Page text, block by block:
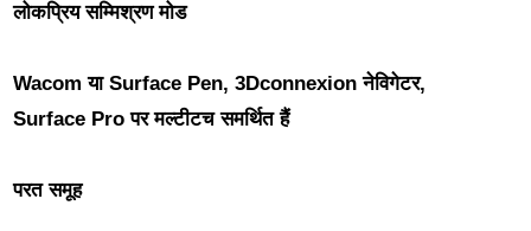
लोकप्रिय सम्मिश्रण मोड
Wacom या Surface Pen, 3Dconnexion नेविगेटर,
Surface Pro पर मल्टीटच समर्थित हैं
परत समूह